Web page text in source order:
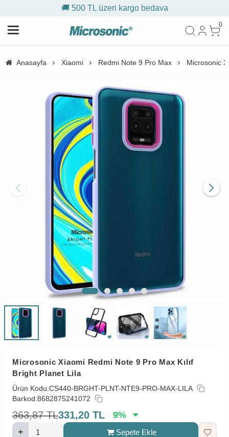
🚚 500 TL üzeri kargo bedava
0
Anasayfa Xiaomi Redmi Note 9 Pro Max Microsonic
Microsonic Xiaomi Redmi Note 9 Pro Max Kılıf
Bright Planet Lila
Ürün Kodu:CS440-BRGHT-PLNT-NTE9-PRO-MAX-LILA
Barkod:8682875241072
363,87 TL331,20 TL 9%
Sepete Ekle